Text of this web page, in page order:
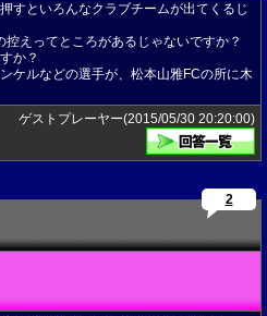
すといろんなクラブチームが出てくるじ
えってところがあるじゃないですか？
か？
ケルなどの選手が、松本山雅FCの所に木
ゲストプレーヤー(2015/05/30 20:20:00)
2